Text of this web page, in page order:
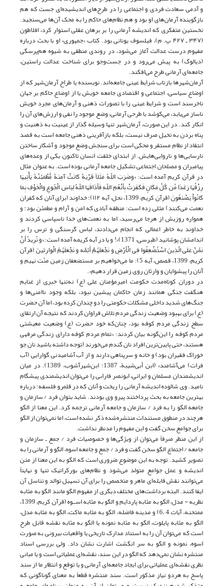
و آدمی سعادت فردی و اجتماعی را در طرح‌های اندیشیده‌ای جست که هم
بازگوینده آرمان‌های او بود و هم نظام‌های حاکم را به محک آن‌ها می‌سنجید.
نخستین متفکری که اندیشه آرمانی را بر برهان عقلی استوار کرد، افلاطون
(۳۴۷ ـ ۴۲۷ پ. م)، فیلسوف یونانی بود. کتاب «جمهوری» او با بحث درباره
مفهوم درست عدالت آغاز می‌شود، در روندی منطقی به شیوه هم‌پرسگی
(دیالوگ) به پیش می‌رود و در جست‌وجو برای شناخت عدالت راستین،
جامعه‌ای آرمانی طرح می‌افکند.
آرمان‌شهرها بازتاب شرایط عینی جامعه‌اند. نویسنده یا طراح آرمان‌شهر که از
اوضاع سیاسی، اجتماعی و اقتصادی جامعه خویش یا از اوضاع حاکم بر جهان
ناخرسند است و شرایط عینی را با تصورات ذهنی و آرمان‌های مجرد خویش
ناساز می‌یابد، می‌کوشد با طرحی آرمانی، وضع موجود را نفی و ارزش‌های آن را
انکار کند. در این صورت، آرمان‌شهر تنها وسیله گذار از عینیت به ذهنیت و
پناه بردن به تخیل صرف نیست، بلکه بازآفرینی ذهنی جامعه است به قصد
انتقاد از نظام مستقر و محکی است برای سنجش وضع موجود و آشکار ساختن
نارسایی‌ها و ناروایی‌هایش. از ابتدای خلقت انسان تاکنون یکی از وعده‌های
پیامبران و مصلحان اجتماعی تشکیل جامعه آرمانی بوده است. به عنوان مثال
در قرآن کریم آمده است: «وَضَرَبَ اللّهُ مَثَلاً قَرْیَةً کَانَتْ آمِنَةً مُّطْمَئِنَّةً یَأْتِیهَا
رِزْقُهَا رَغَدًا مِّن کُلِّ مَکَانٍ فَکَفَرَتْ بِأَنْعُمِ اللّهِ فَأَذَاقَهَا اللّهُ لِبَاسَ الْجُوعِ وَالْخَوْفِ بِمَا
کَانُواْ یَصْنَعُونَ (قرآن کریم، 1399، نحل، آیه ۱۱۲)؛ خداوند (براى آنان که کفران
نعمت مى‌کنند) مثلى زده است: منطقه آبادى که امن و آرام و مطمئن بود؛ و
همواره روزیش از هرجا مى‌رسید، اما به نعمت‌هاى خدا ناسپاسى کردند و
خداوند به خاطر اعمالى که انجام مى‌دادند، لباس گرسنگى و ترس را بر
اندامشان پوشانید (طبرسی، 1371)»! و یا در آیه کریمه آمده است: «وَ نُرِیدُ أَنْ
نَمُنَّ عَلَی الَّذِینَ اسْتُضْعِفُوا فِی الْأَرْضِ وَ نَجْعَلَهُمْ أَئِمَّه وَ نَجْعَلَهُمُ الْوارِثِینَ (قرآن
کریم، 1399، قصص، آیه 5): ما می‌خواهیم بر مستضعفان زمین منّت نهیم و
آنان را پیشوایان و وارثان روی زمین قرار دهیم».
در دوران کوتاه‌مدت حکومت امیرمؤمنان علی (ع) نه‌تنها خبری از غنایم
هنگفت جنگی همانند زمان حاکمان پیشین نبود، بلکه وجود نا‌امنی‌ها و
جنگ‌های شدید داخلی مشکلات حکومتی را دو چندان کرده بود، اما آن حضرت
(ع) برای بهبود وضعیت زندگی مردم تلاش فراوان کردند که نتیجه آن ارتقای
سطح زندگی مردم کوفه بود، چنان‌که خود حضرت (ع) وضعیت معیشتی
مردم کوفه را این‌گونه بیان کردند: «تمام مردم کوفه داراى زندگى مرفهى
هستند، حتى پایین‌ترین افراد نان گندم مى‌خورند (توجه داشته باشید نان جو
خوراک فقیران بود) و خانه و سرپناهى دارند و از آب آشامیدنى گوارایى (آب
فرات) مى‌آشامند» (ابن أبی‌شیبة، 1387؛ ابن‌شهر‌آشوب، 1389). در میان
اندیشمندان مسلمان و ایرانی، ابونصر فارابی را می‌توان اندیشمندی پیشگام
نامید. وی شالوده اندیشه آرمانی را ریخت و آنان که در قلمرو فلسفه؛ درباره
بهترین جامعه به بحث پرداختند پیرو وی بودند. شاید بتوان فرد / سازمان و
جامعه الگو را به فرد / سازمان و جامعه آرمانی ترجمه کرد. این معنا از الگو
هرچند در منطوق مستندات منتشره‌شده ذکر نشده است، اما نمی‌توان از الگو
برای جوامع سخن گفت و این مفهوم را مد‌نظر نداشت.
از این منظر صرفاً می‌توان از ویژگی‌ها و خصوصیات فرد / جمع ـ سازمان و
جامعه / اجتماع الگو سخن گفت و فرد / جمع و جامعه اسوه، الگو و آرمانی را به
تصویر کشید. توجه به این موضوع ضروری است که الگو به این معنا از متن
اندیشه و عمل جوامع متولد می‌‌شود و نظام‌های بورکراتیک تنها و نهایتاً
می‌توانند نقش قابله‌ای ماهر و متخصص را برای آن تسهیل توالد و تناسل آن
ایفا کنند. البته برداشت‌های مختلف دیگری از مفهوم الگو مانند الگو به مثابه
نظریه - مدل، الگو به مثابه پاردایم و الگو به مثابه اســوه‌ (قرآن کریم، 1399،
ممتحنه، آیات 4 ،6) و مدینه فاضله، الگو به مثابه ماکت، الگو به مثابه مدل،
الگو به مثابه پایلوت، الگو به مثابه نمونه یا الگو به مثابه نقشه قابل طرح
است که می‌توان آن را به استناد مدارک تاریخی یا واقعیات بیرونی به صورت
اسوه، نمونه و الگو به سر انگشت اشارت نشان داد. ولی بررسی اسناد
منتشره نشان نمی‌دهد که الگو در این سند، نقشه‌ای عملیاتی است و یا مبانی
نظری نقشه‌ای عملیاتی برای ایجاد جامعه‌ای آرمانی و یا توقع و انتظار ما از سند
پاسخ به هردو نیاز مذکور است. سند منتشره قطعاً به معنای گوناگونی که